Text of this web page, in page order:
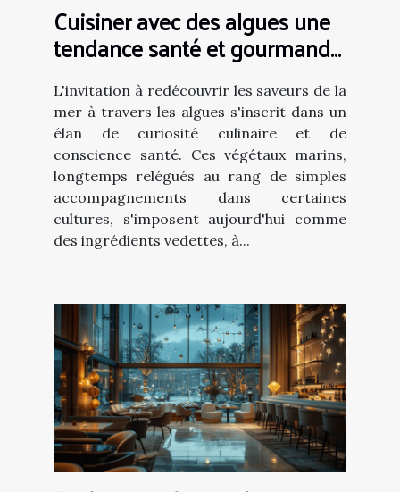
Cuisiner avec des algues une
tendance santé et gourmande
à explorer
L'invitation à redécouvrir les saveurs de la
mer à travers les algues s'inscrit dans un
élan de curiosité culinaire et de
conscience santé. Ces végétaux marins,
longtemps relégués au rang de simples
accompagnements dans certaines
cultures, s'imposent aujourd'hui comme
des ingrédients vedettes, à...